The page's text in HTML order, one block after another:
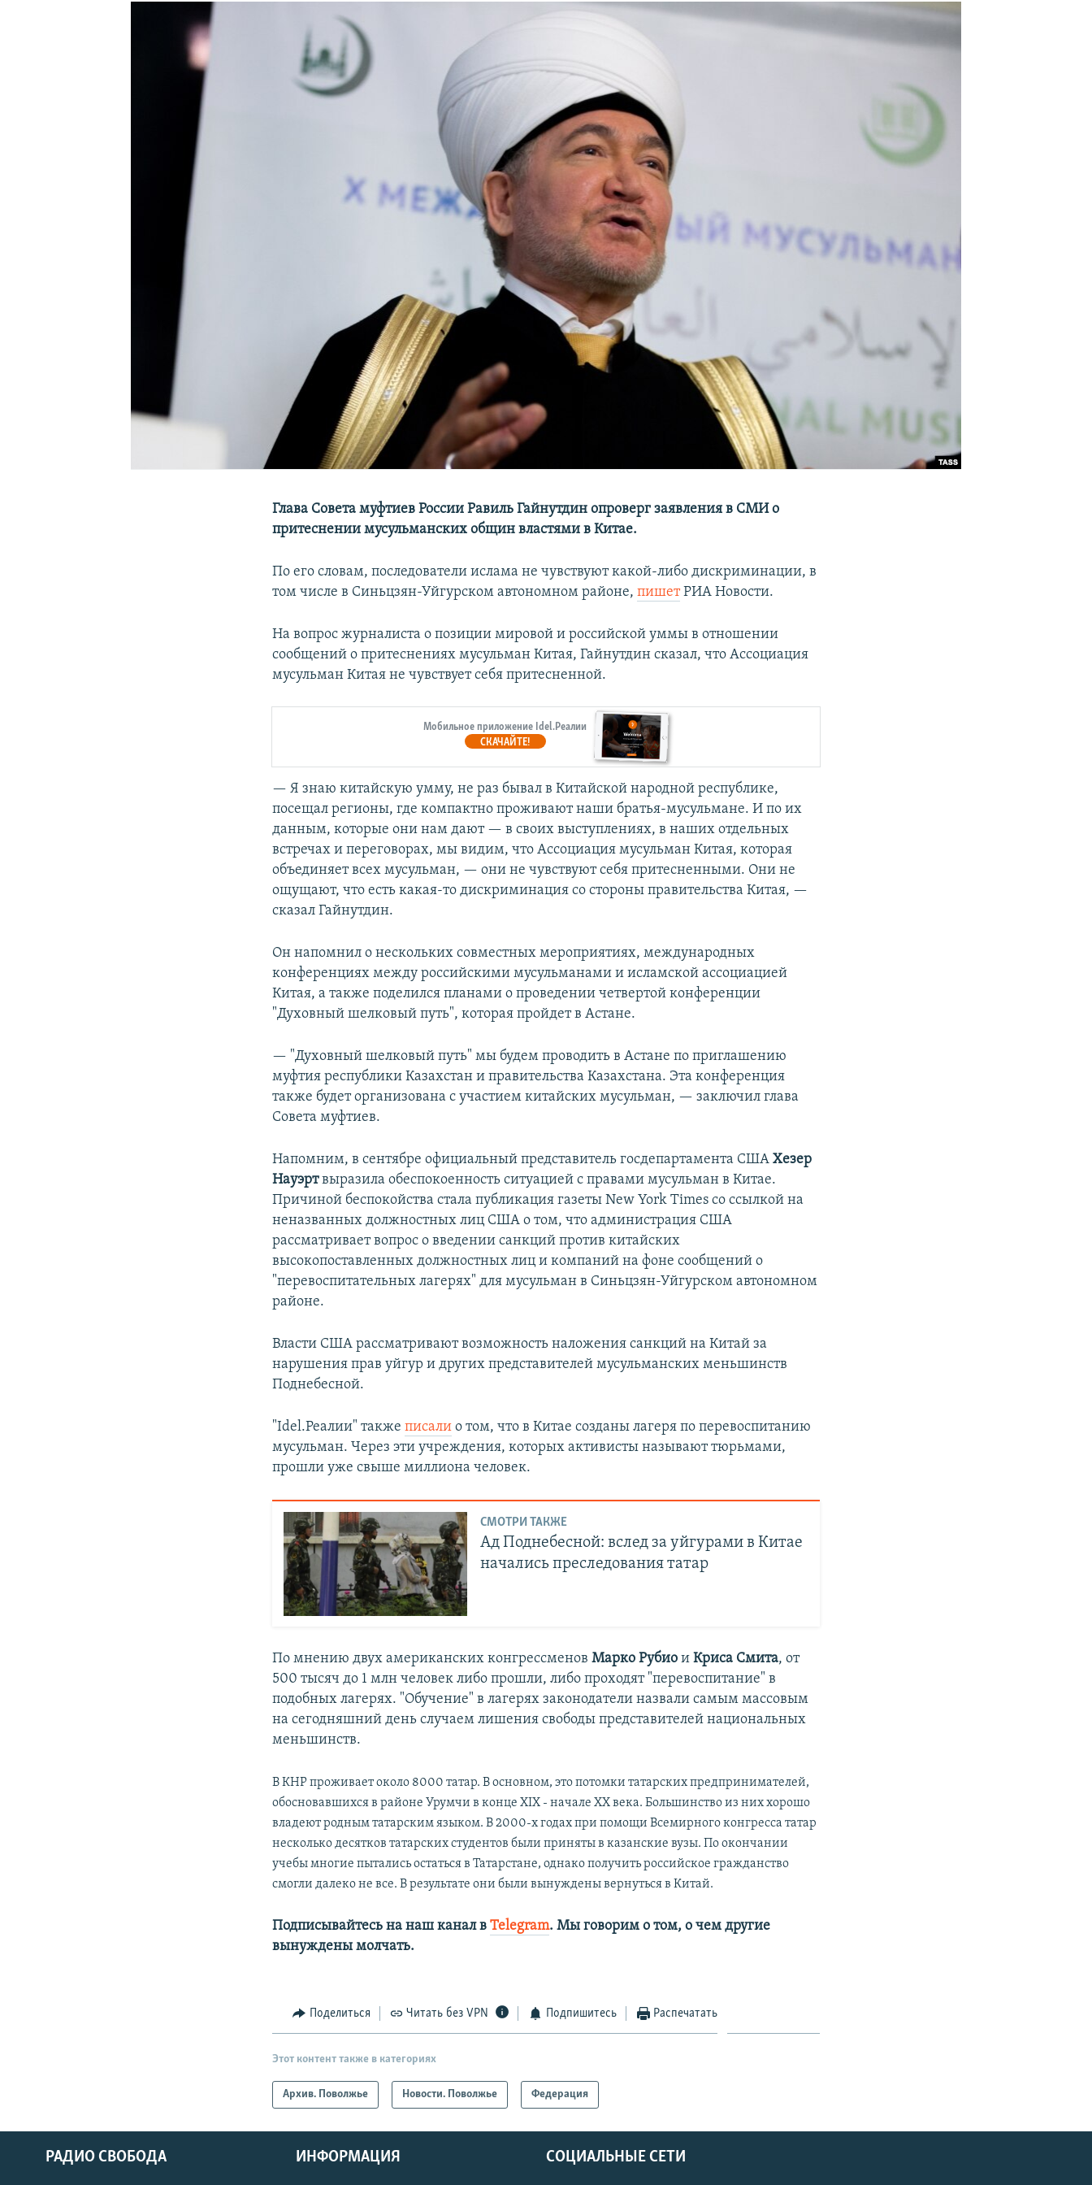
ПОДПИШИТЕСЬ НА РАССЫЛКУ
Глава Совета муфтиев России Равиль Гайнутдин опроверг заявления в СМИ о
притеснении мусульманских общин властями в Китае.
По его словам, последователи ислама не чувствуют какой-либо дискриминации, в
том числе в Синьцзян-Уйгурском автономном районе,пишетРИА Новости.
На вопрос журналиста о позиции мировой и российской уммы в отношении
сообщений о притеснениях мусульман Китая, Гайнутдин сказал, что Ассоциация
мусульман Китая не чувствует себя притесненной.
Мобильное приложение Idel.Реалии
СКАЧАЙТЕ!
— Я знаю китайскую умму, не раз бывал в Китайской народной республике,
посещал регионы, где компактно проживают наши братья-мусульмане. И по их
данным, которые они нам дают — в своих выступлениях, в наших отдельных
встречах и переговорах, мы видим, что Ассоциация мусульман Китая, которая
объединяет всех мусульман, — они не чувствуют себя притесненными. Они не
ощущают, что есть какая-то дискриминация со стороны правительства Китая, —
сказал Гайнутдин.
Он напомнил о нескольких совместных мероприятиях, международных
конференциях между российскими мусульманами и исламской ассоциацией
Китая, а также поделился планами о проведении четвертой конференции
"Духовный шелковый путь", которая пройдет в Астане.
— "Духовный шелковый путь" мы будем проводить в Астане по приглашению
муфтия республики Казахстан и правительства Казахстана. Эта конференция
также будет организована с участием китайских мусульман, — заключил глава
Совета муфтиев.
Напомним, в сентябре официальный представитель госдепартамента СШАХезер
Науэртвыразила обеспокоенность ситуацией с правами мусульман в Китае.
Причиной беспокойства стала публикация газеты New York Times со ссылкой на
неназванных должностных лиц США о том, что администрация США
рассматривает вопрос о введении санкций против китайских
высокопоставленных должностных лиц и компаний на фоне сообщений о
"перевоспитательных лагерях" для мусульман в Синьцзян-Уйгурском автономном
районе.
Власти США рассматривают возможность наложения санкций на Китай за
нарушения прав уйгур и других представителей мусульманских меньшинств
Поднебесной.
"Idel.Реалии" такжеписали о том, что в Китае созданы лагеря по перевоспитанию
мусульман. Через эти учреждения, которых активисты называют тюрьмами,
прошли уже свыше миллиона человек.
СМОТРИ ТАКЖЕ
Ад Поднебесной: вслед за уйгурами в Китае
начались преследования татар
По мнению двух американских конгрессменовМарко Рубио иКриса Смита, от
500 тысяч до 1 млн человек либо прошли, либо проходят "перевоспитание" в
подобных лагерях. "Обучение" в лагерях законодатели назвали самым массовым
на сегодняшний день случаем лишения свободы представителей национальных
меньшинств.
В КНР проживает около 8000 татар. В основном, это потомки татарских предпринимателей,
обосновавшихся в районе Урумчи в конце XIX - начале ХХ века. Большинство из них хорошо
владеют родным татарским языком. В 2000-х годах при помощи Всемирного конгресса татар
несколько десятков татарских студентов были приняты в казанские вузы. По окончании
учебы многие пытались остаться в Татарстане, однако получить российское гражданство
смогли далеко не все. В результате они были вынуждены вернуться в Китай.
Подписывайтесь на наш канал вTelegram. Мы говорим о том, о чем другие
вынуждены молчать.
Поделиться Читать без VPN Подпишитесь Распечатать
Этот контент также в категориях
Архив. Поволжье Новости. Поволжье Федерация
СОЦИАЛЬНЫЕ СЕТИ
РАДИО СВОБОДА ИНФОРМАЦИЯ